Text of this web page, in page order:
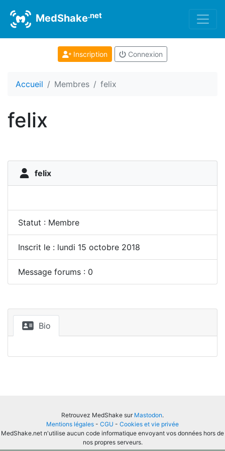
MedShake.net
Inscription Connexion
Accueil Membres felix
felix
felix
Statut : Membre
Inscrit le : lundi 15 octobre 2018
Message forums : 0
Bio
Retrouvez MedShake sur Mastodon.
Mentions légales - CGU - Cookies et vie privée
MedShake.net n'utilise aucun code informatique envoyant vos données hors de
nos propres serveurs.